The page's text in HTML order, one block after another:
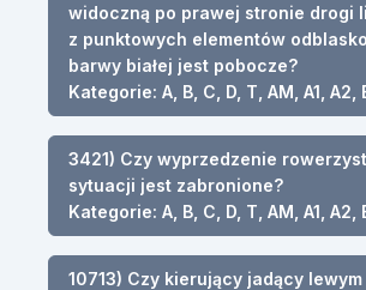
widoczną po prawej stronie drogi
z punktowych elementów
barwy białej jest pobocze?
Kategorie: A, B, C, D, T, AM, A1, A2,
3421) Czy wyprzedzenie
sytuacji jest zabronione?
Kategorie: A, B, C, D, T, AM, A1, A2,
10713) Czy kierujący jadący